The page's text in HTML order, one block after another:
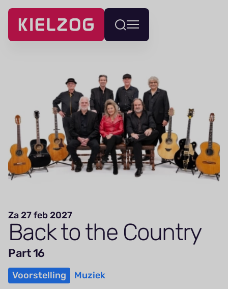
Navigatie
overslaan
Wissel
menu
Za 27 feb 2027
Back to the Country
Part 16
Voorstelling Muziek